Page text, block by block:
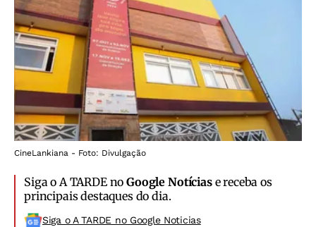
CineLankiana - Foto: Divulgação
Siga o A TARDE noGoogle Notíciase receba os
principais destaques do dia.
Siga o A TARDE no Google Noticias